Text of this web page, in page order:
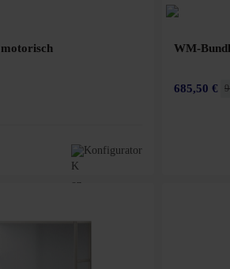
Konfigurator
WM-
685,50 €